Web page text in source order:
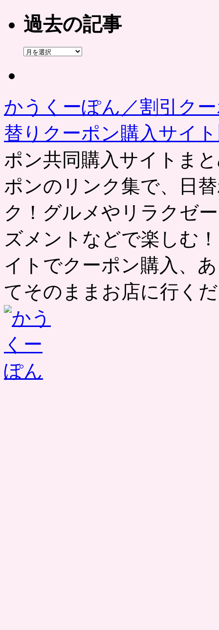
過去の記事
過
かうくーぽん／割引ク
替りクーポン購入サイ
ポン共同購入サイトま
ポンのリンク集で、日
ク！グルメやリラクゼ
ズメントなどで楽しむ
イトでクーポン購入、
てそのままお店に行く